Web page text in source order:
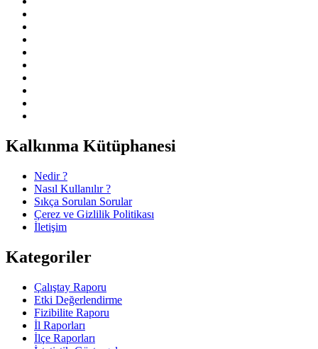
Kalkınma Kütüphanesi
Nedir ?
Nasıl Kullanılır ?
Sıkça Sorulan Sorular
Çerez ve Gizlilik Politikası
İletişim
Kategoriler
Çalıştay Raporu
Etki Değerlendirme
Fizibilite Raporu
İl Raporları
İlçe Raporları